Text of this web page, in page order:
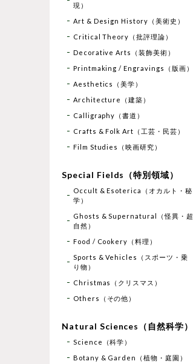
現）
Art & Design History（美術史）
Critical Theory（批評理論）
Decorative Arts（装飾美術）
Printmaking / Engravings（版画）
Aesthetics（美学）
Architecture（建築）
Calligraphy（書道）
Crafts & Folk Art（工芸・民芸）
Film Studies（映画研究）
Special Fields（特別領域）
Occult & Esoterica（オカルト・秘
学）
Ghosts & Supernatural（怪異・超
自然）
Food / Cookery（料理）
Sports & Vehicles（スポーツ・乗
り物）
Christmas（クリスマス）
Others（その他）
Natural Sciences（自然科学）
Science（科学）
Botany & Garden（植物・庭園）